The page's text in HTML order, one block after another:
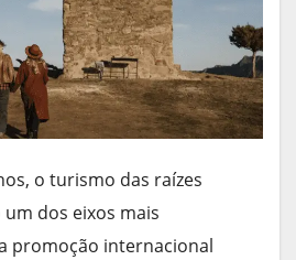
o turismo das raízes
dos eixos mais
promoção internacional